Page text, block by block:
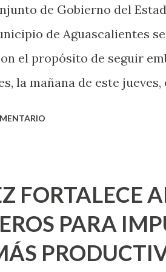
con experiencia te dirá,
suficientemen...
de Gobierno del
de Aguascalientes
el propósito de seguir
la mañana de este
Urbano y el Municipio
este programa se usarán
para dar inicio en la
22 de Octubre, con lo que
FORTALECE
PARA